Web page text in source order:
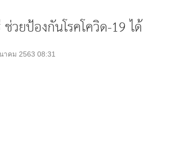
วยป้องกันโรคโควิด-19 ได้
าคม 2563 08:31